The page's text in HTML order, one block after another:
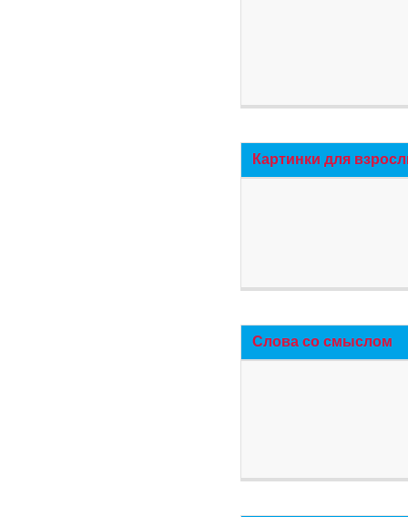
Картинки для
Слова со смыслом